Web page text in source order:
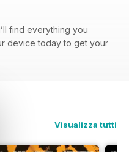
find everything you
device today to get your
Visualizza tutti